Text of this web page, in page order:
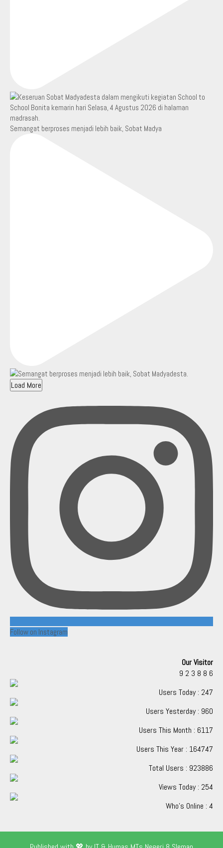
Semangat berproses menjadi lebih baik, Sobat Madya
Load More
Follow on Instagram
Our Visitor
9 2 3 8 8 6
Users Today : 247
Users Yesterday : 960
Users This Month : 6117
Users This Year : 164747
Total Users : 923886
Views Today : 254
Who's Online : 4